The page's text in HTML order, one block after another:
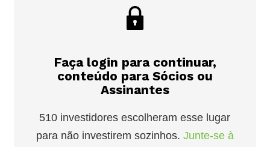
Faça login para continuar,
conteúdo para Sócios ou
Assinantes
510 investidores escolheram esse lugar
para não investirem sozinhos. Junte-se à